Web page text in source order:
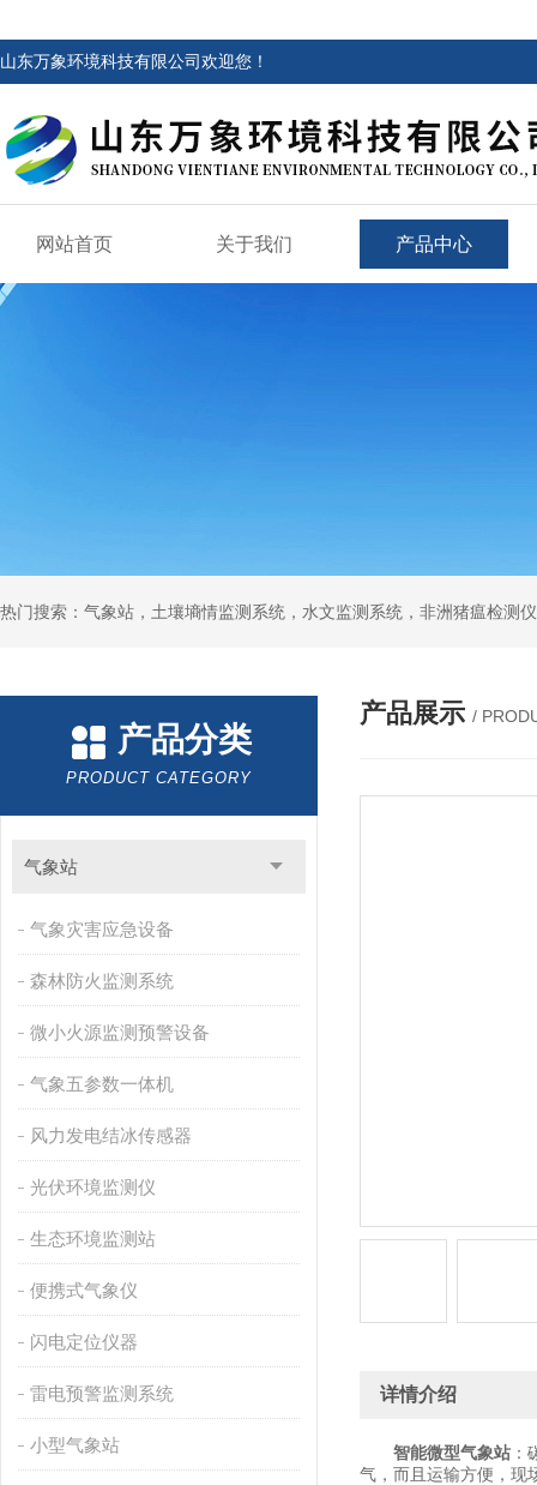
山东万象环境科技有限公司欢迎您！
网站首页 关于我们 产品中心
热门搜索：气象站，土壤墒情监测系统，水文监测系统，非洲猪瘟检测
产品分类
PRODUCT CATEGORY
气象站
气象灾害应急设备
森林防火监测系统
微小火源监测预警设备
气象五参数一体机
风力发电结冰传感器
光伏环境监测仪
生态环境监测站
便携式气象仪
闪电定位仪器
雷电预警监测系统
小型气象站
产品展示 /
详情介绍
智能微型气象站
气，而且运输方便，现